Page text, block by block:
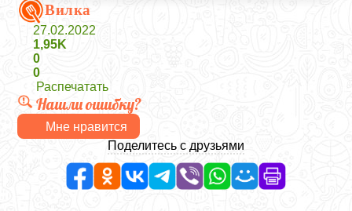
Вилка
27.02.2022
1,95K
0
0
Распечатать
Нашли ошибку?
Мне нравится
Поделитесь с друзьями